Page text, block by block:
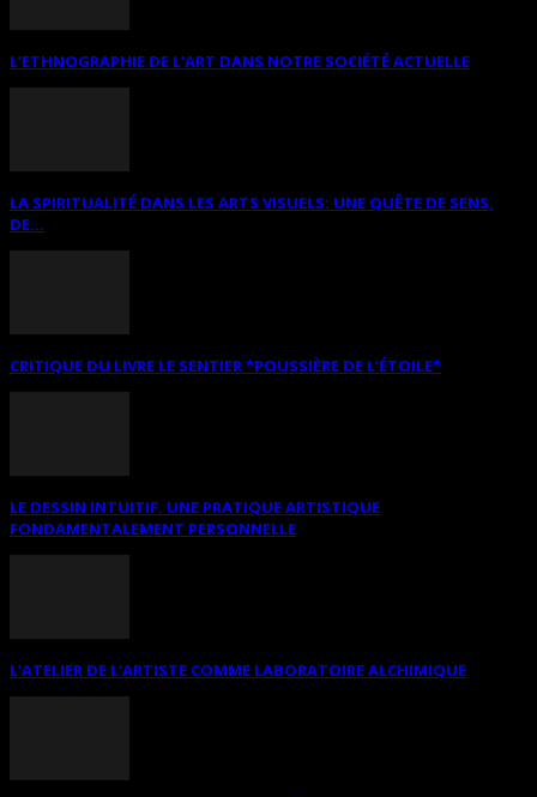
L’ETHNOGRAPHIE DE L’ART DANS NOTRE SOCIÉTÉ ACTUELLE
LA SPIRITUALITÉ DANS LES ARTS VISUELS: UNE QUÊTE DE SENS,
DE...
CRITIQUE DU LIVRE LE SENTIER *POUSSIÈRE DE L’ÉTOILE*
LE DESSIN INTUITIF. UNE PRATIQUE ARTISTIQUE
FONDAMENTALEMENT PERSONNELLE
L’ATELIER DE L’ARTISTE COMME LABORATOIRE ALCHIMIQUE